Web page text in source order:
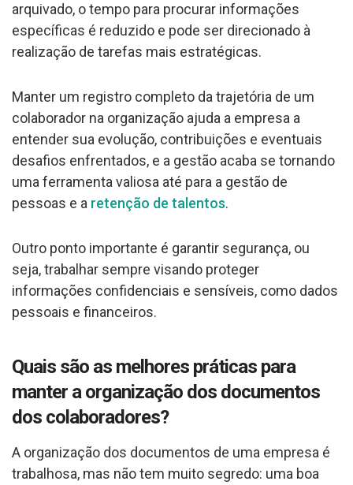
arquivado, o tempo para procurar informações
específicas é reduzido e pode ser direcionado à
realização de tarefas mais estratégicas.
Manter um registro completo da trajetória de um
colaborador na organização ajuda a empresa a
entender sua evolução, contribuições e eventuais
desafios enfrentados, e a gestão acaba se tornando
uma ferramenta valiosa até para a gestão de
pessoas e a retenção de talentos.
Outro ponto importante é garantir segurança, ou
seja, trabalhar sempre visando proteger
informações confidenciais e sensíveis, como dados
pessoais e financeiros.
Quais são as melhores práticas para
manter a organização dos documentos
dos colaboradores?
A organização dos documentos de uma empresa é
trabalhosa, mas não tem muito segredo: uma boa